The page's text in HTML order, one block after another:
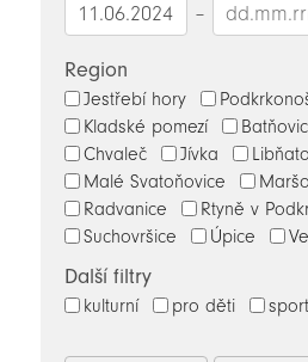
–
Region
Jestřebí hory
Kladské pomezí
Chvaleč
Jívka
Malé Svatoňovice
Radvanice
Rtyně v
Suchovršice
Úpice
Další filtry
kulturní pro děti